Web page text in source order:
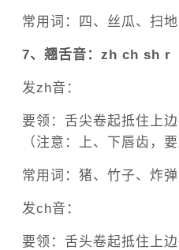
常用词：四、丝瓜、扫地
7、翘舌音：zh ch sh r
发zh音：
要领：舌尖卷起抵住上
（注意：上、下唇齿，要
常用词：猪、竹子、炸弹
发ch音：
要领：舌头卷起抵住上